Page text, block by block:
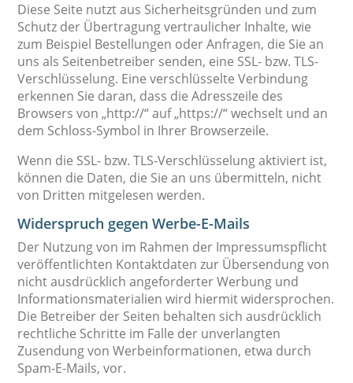
Diese Seite nutzt aus Sicherheitsgründen und zum
Schutz der Übertragung vertraulicher Inhalte, wie
zum Beispiel Bestellungen oder Anfragen, die Sie an
uns als Seitenbetreiber senden, eine SSL- bzw. TLS-
Verschlüsselung. Eine verschlüsselte Verbindung
erkennen Sie daran, dass die Adresszeile des
Browsers von „http://“ auf „https://“ wechselt und an
dem Schloss-Symbol in Ihrer Browserzeile.
Wenn die SSL- bzw. TLS-Verschlüsselung aktiviert ist,
können die Daten, die Sie an uns übermitteln, nicht
von Dritten mitgelesen werden.
Widerspruch gegen Werbe-E-Mails
Der Nutzung von im Rahmen der Impressumspflicht
veröffentlichten Kontaktdaten zur Übersendung von
nicht ausdrücklich angeforderter Werbung und
Informationsmaterialien wird hiermit widersprochen.
Die Betreiber der Seiten behalten sich ausdrücklich
rechtliche Schritte im Falle der unverlangten
Zusendung von Werbeinformationen, etwa durch
Spam-E-Mails, vor.